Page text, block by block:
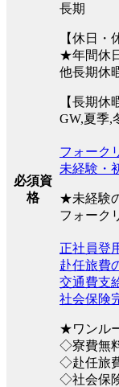
長期
【休日・
★年間休
他長期休
【長期休
GW,夏季,
必須資
格
フォーク
未経験・
★未経験
フォーク
正社員登
赴任旅費
交通費支
社会保険
★ワンル
◇寮費無
◇赴任旅
◇社会保